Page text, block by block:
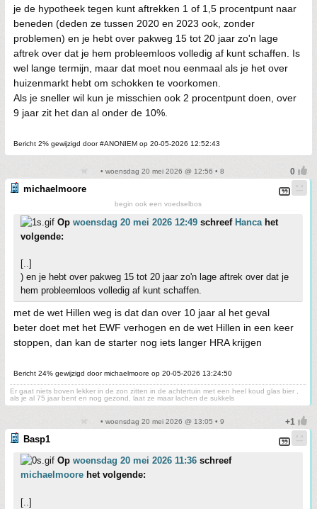
je de hypotheek tegen kunt aftrekken 1 of 1,5 procentpunt naar
beneden (deden ze tussen 2020 en 2023 ook, zonder
problemen) en je hebt over pakweg 15 tot 20 jaar zo'n lage
aftrek over dat je hem probleemloos volledig af kunt schaffen. Is
wel lange termijn, maar dat moet nou eenmaal als je het over
huizenmarkt hebt om schokken te voorkomen.
Als je sneller wil kun je misschien ook 2 procentpunt doen, over
9 jaar zit het dan al onder de 10%.
Bericht 2% gewijzigd door #ANONIEM op 20-05-2026 12:52:43
• woensdag 20 mei 2026 @ 12:56 • 8
michaelmoore
begin ook een voedselbos
Op woensdag 20 mei 2026 12:49 schreef Hanca het
volgende:
[..]
) en je hebt over pakweg 15 tot 20 jaar zo'n lage aftrek over dat je
hem probleemloos volledig af kunt schaffen.
met de wet Hillen weg is dat dan over 10 jaar al het geval
beter doet met het EWF verhogen en de wet Hillen in een keer
stoppen, dan kan de starter nog iets langer HRA krijgen
Bericht 24% gewijzigd door michaelmoore op 20-05-2026 13:24:50
Er gaat niets boven lekker in de zon zitten in de achtertuin met een heel koud glas bier ,
als je al 75 jaar bent en nog gezond, laat ze maar lachen de sukkels
• woensdag 20 mei 2026 @ 13:05 • 9
Basp1
Op woensdag 20 mei 2026 11:36 schreef
michaelmoore het volgende:
[..]